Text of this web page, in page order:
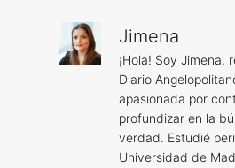
Jimena
¡Hola! Soy Jimena,
Diario
apasionada por
profundizar en la
verdad. Estudié
Universidad de